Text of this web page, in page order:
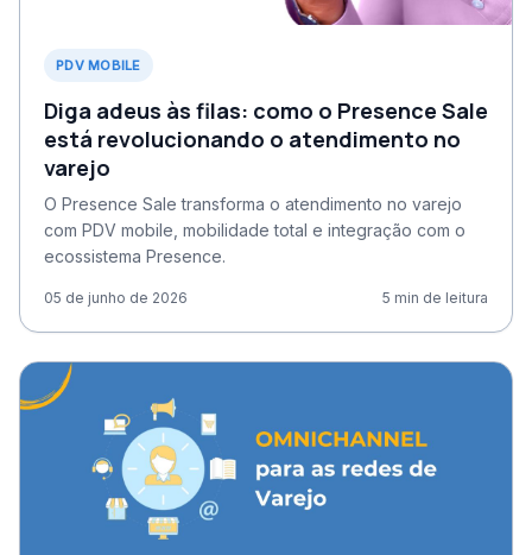
PDV MOBILE
Diga adeus às filas: como o Presence Sale
está revolucionando o atendimento no
varejo
O Presence Sale transforma o atendimento no varejo
com PDV mobile, mobilidade total e integração com o
ecossistema Presence.
05 de junho de 2026 5 min de leitura